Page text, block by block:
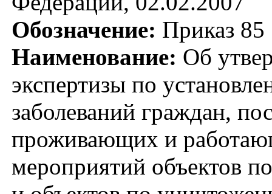
Обозначение: Приказ 85
Наименование: Об
экспертизы по
заболеваний граждан,
проживающих и
мероприятий объектов